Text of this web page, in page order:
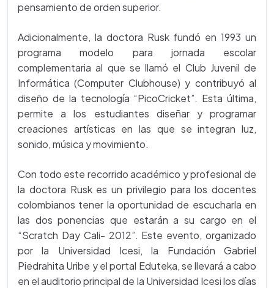
pensamiento de orden superior.
Adicionalmente, la doctora Rusk fundó en 1993 un
programa modelo para jornada escolar
complementaria al que se llamó el Club Juvenil de
Informática (Computer Clubhouse) y contribuyó al
diseño de la tecnología “PicoCricket”. Esta última,
permite a los estudiantes diseñar y programar
creaciones artísticas en las que se integran luz,
sonido, música y movimiento.
Con todo este recorrido académico y profesional de
la doctora Rusk es un privilegio para los docentes
colombianos tener la oportunidad de escucharla en
las dos ponencias que estarán a su cargo en el
“Scratch Day Cali- 2012”. Este evento, organizado
por la Universidad Icesi, la Fundación Gabriel
Piedrahita Uribe y el portal Eduteka, se llevará a cabo
en el auditorio principal de la Universidad Icesi los días